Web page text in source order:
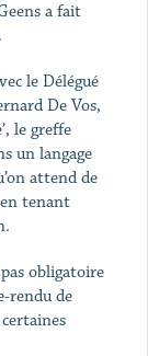
a fait
le Délégué
De Vos,
le greffe
un langage
attend de
tenant
obligatoire
rendu de